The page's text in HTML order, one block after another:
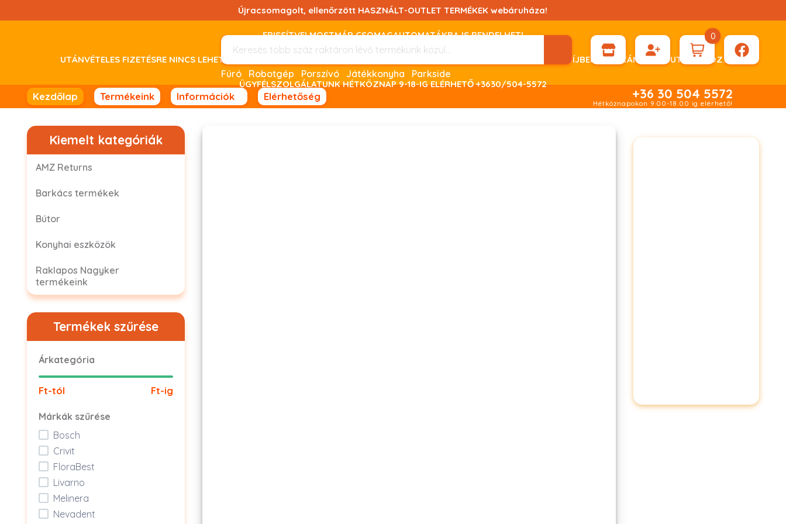
a
Újracsomagolt, ellenőrzött HASZNÁLT-OUTLET TERMÉKEK webáruháza!
FRISSÍTVE! MOSTMÁR CSOMAGAUTOMATÁKBA IS RENDELHET!
UTÁNVÉTELES FIZETÉSRE NINCS LEHETŐSÉG! FIZETNI ONLINE BANKKÁRTYÁVAL LEHETSÉGES, SZÜKSÉG ESETÉN KÉRHET DÍJBEKÉRŐ SZÁMLÁT ÁTUTALÁSHOZ.
ÜGYFÉLSZOLGÁLATUNK HÉTKÖZNAP 9-18-IG ELÉRHETŐ +3630/504-5572
Fúró Robotgép Porszívó Játékkonyha Parkside
0
Kezdőlap Termékeink Információk Elérhetőség +36 30 504 5572
Hétköznapokon 9.00-18.00 ig elérhető!
Kiemelt kategóriák
AMZ Returns
Barkács termékek
Bútor
Konyhai eszközök
Raklapos Nagyker
termékeink
Termékek szűrése
Árkategória
Ft-tól Ft-ig
Márkák szűrése
Bosch
Crivit
FloraBest
Livarno
Melinera
Nevadent